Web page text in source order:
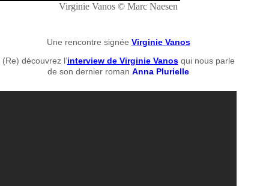
Virginie Vanos © Marc Naesen
Une rencontre signée Virginie Vanos
(Re) découvrez l’interview de Virginie Vanosqui nous parle
de son dernier romanAnna Plurielle